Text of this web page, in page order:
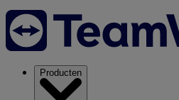
Producten